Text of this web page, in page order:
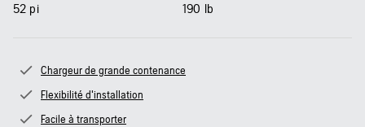
52 pi 190 lb
Chargeur de grande contenance
Flexibilité d'installation
Facile à transporter